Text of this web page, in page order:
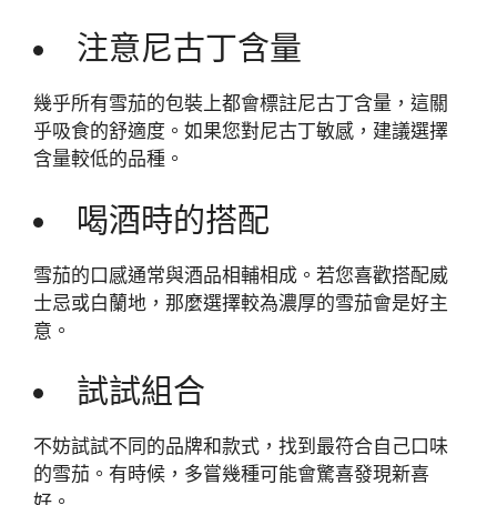
注意尼古丁含量
幾乎所有雪茄的包裝上都會標註尼古丁含量，這關
乎吸食的舒適度。如果您對尼古丁敏感，建議選擇
含量較低的品種。
喝酒時的搭配
雪茄的口感通常與酒品相輔相成。若您喜歡搭配威
士忌或白蘭地，那麼選擇較為濃厚的雪茄會是好主
意。
試試組合
不妨試試不同的品牌和款式，找到最符合自己口味
的雪茄。有時候，多嘗幾種可能會驚喜發現新喜